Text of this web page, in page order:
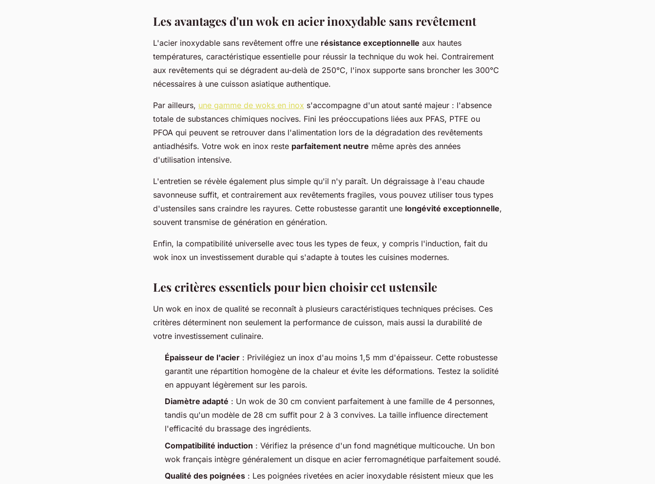
Les avantages d'un wok en acier inoxydable sans revêtement
L'acier inoxydable sans revêtement offre une résistance exceptionnelle aux hautes
températures, caractéristique essentielle pour réussir la technique du wok hei. Contrairement
aux revêtements qui se dégradent au-delà de 250°C, l'inox supporte sans broncher les 300°C
nécessaires à une cuisson asiatique authentique.
Par ailleurs, une gamme de woks en inox s'accompagne d'un atout santé majeur : l'absence
totale de substances chimiques nocives. Fini les préoccupations liées aux PFAS, PTFE ou
PFOA qui peuvent se retrouver dans l'alimentation lors de la dégradation des revêtements
antiadhésifs. Votre wok en inox reste parfaitement neutre même après des années
d'utilisation intensive.
L'entretien se révèle également plus simple qu'il n'y paraît. Un dégraissage à l'eau chaude
savonneuse suffit, et contrairement aux revêtements fragiles, vous pouvez utiliser tous types
d'ustensiles sans craindre les rayures. Cette robustesse garantit une longévité exceptionnelle,
souvent transmise de génération en génération.
Enfin, la compatibilité universelle avec tous les types de feux, y compris l'induction, fait du
wok inox un investissement durable qui s'adapte à toutes les cuisines modernes.
Les critères essentiels pour bien choisir cet ustensile
Un wok en inox de qualité se reconnaît à plusieurs caractéristiques techniques précises. Ces
critères déterminent non seulement la performance de cuisson, mais aussi la durabilité de
votre investissement culinaire.
Épaisseur de l'acier : Privilégiez un inox d'au moins 1,5 mm d'épaisseur. Cette robustesse
garantit une répartition homogène de la chaleur et évite les déformations. Testez la solidité
en appuyant légèrement sur les parois.
Diamètre adapté : Un wok de 30 cm convient parfaitement à une famille de 4 personnes,
tandis qu'un modèle de 28 cm suffit pour 2 à 3 convives. La taille influence directement
l'efficacité du brassage des ingrédients.
Compatibilité induction : Vérifiez la présence d'un fond magnétique multicouche. Un bon
wok français intègre généralement un disque en acier ferromagnétique parfaitement soudé.
Qualité des poignées : Les poignées rivetées en acier inoxydable résistent mieux que les